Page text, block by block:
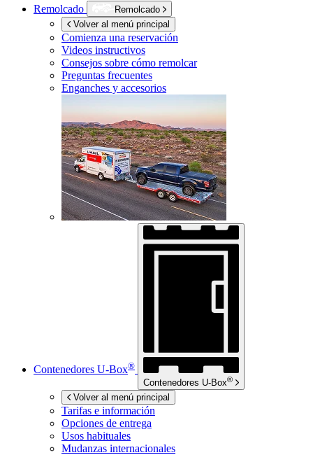
Remolcado
Remolcado
Volver al menú principal
Comienza una reservación
Videos instructivos
Consejos sobre cómo remolcar
Preguntas frecuentes
Enganches y accesorios
Contenedores U-Box®
Contenedores U-Box®
Volver al menú principal
Tarifas e información
Opciones de entrega
Usos habituales
Mudanzas internacionales